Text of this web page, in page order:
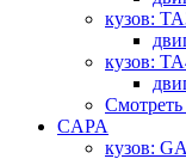
кузов:
кузов:
Смотреть
CAPA
кузов: